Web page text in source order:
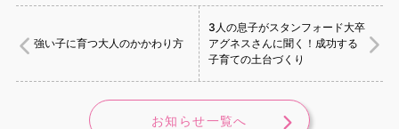
強い子に育つ大人のかかわり方
3人の息子がスタンフォード大卒
アグネスさんに聞く！成功する
子育ての土台づくり
お知らせ一覧へ